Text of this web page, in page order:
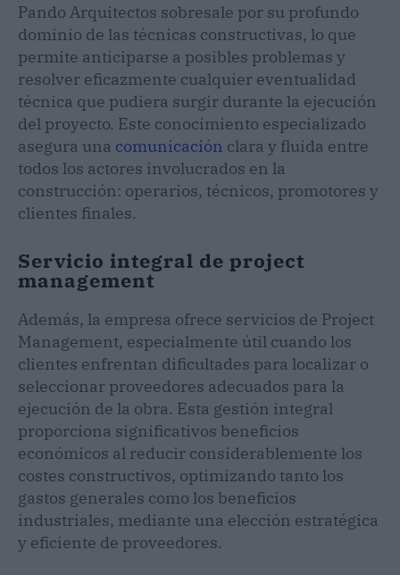
Pando Arquitectos sobresale por su profundo
dominio de las técnicas constructivas, lo que
permite anticiparse a posibles problemas y
resolver eficazmente cualquier eventualidad
técnica que pudiera surgir durante la ejecución
del proyecto. Este conocimiento especializado
asegura una comunicación clara y fluida entre
todos los actores involucrados en la
construcción: operarios, técnicos, promotores y
clientes finales.
Servicio integral de project
management
Además, la empresa ofrece servicios de Project
Management, especialmente útil cuando los
clientes enfrentan dificultades para localizar o
seleccionar proveedores adecuados para la
ejecución de la obra. Esta gestión integral
proporciona significativos beneficios
económicos al reducir considerablemente los
costes constructivos, optimizando tanto los
gastos generales como los beneficios
industriales, mediante una elección estratégica
y eficiente de proveedores.